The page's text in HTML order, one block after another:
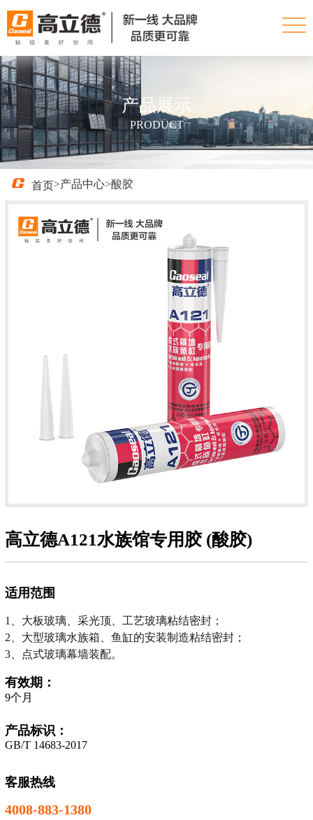
产品展示
PRODUCT
首页>产品中心>酸胶
高立德A121水族馆专用胶 (酸胶)
适用范围
1、大板玻璃、采光顶、工艺玻璃粘结密封；
2、大型玻璃水族箱、鱼缸的安装制造粘结密封；
3、点式玻璃幕墙装配。
有效期：
9个月
产品标识：
GB/T 14683-2017
客服热线
4008-883-1380